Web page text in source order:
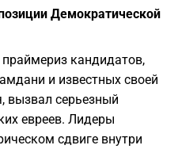
Демократической
кандидатов,
и известных своей
вызвал серьезный
евреев. Лидеры
сдвиге внутри